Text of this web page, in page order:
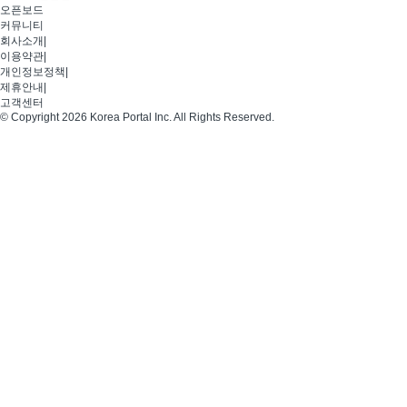
오픈보드
커뮤니티
회사소개
이용약관
개인정보정책
제휴안내
고객센터
© Copyright 2026 Korea Portal Inc. All Rights Reserved.